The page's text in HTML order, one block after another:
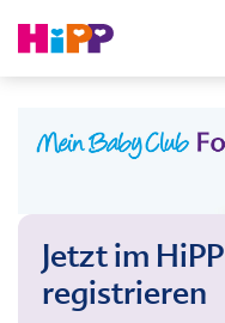
Jetzt im
registrieren